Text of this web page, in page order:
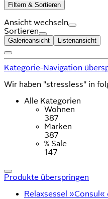
Filtern & Sortieren
Ansicht wechseln
Sortieren
Galerieansicht Listenansicht
Kategorie-Navigation
Wir haben "stressless" in
Alle Kategorien
Wohnen
387
Marken
387
% Sale
147
Produkte überspringen
Relaxsessel